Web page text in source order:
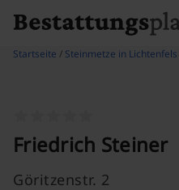
Startseite / Steinmetze in Lichtenfels
Friedrich Steiner
Göritzenstr. 2